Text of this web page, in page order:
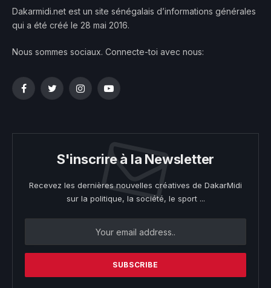
Dakarmidi.net est un site sénégalais d’informations générales
qui a été créé le 28 mai 2016.
Nous sommes sociaux. Connecte-toi avec nous:
FacebookTwitterInstagramYouTube
S'inscrire à la Newsletter
Recevez les dernières nouvelles créatives de DakarMidi
sur la politique, la société, le sport ...